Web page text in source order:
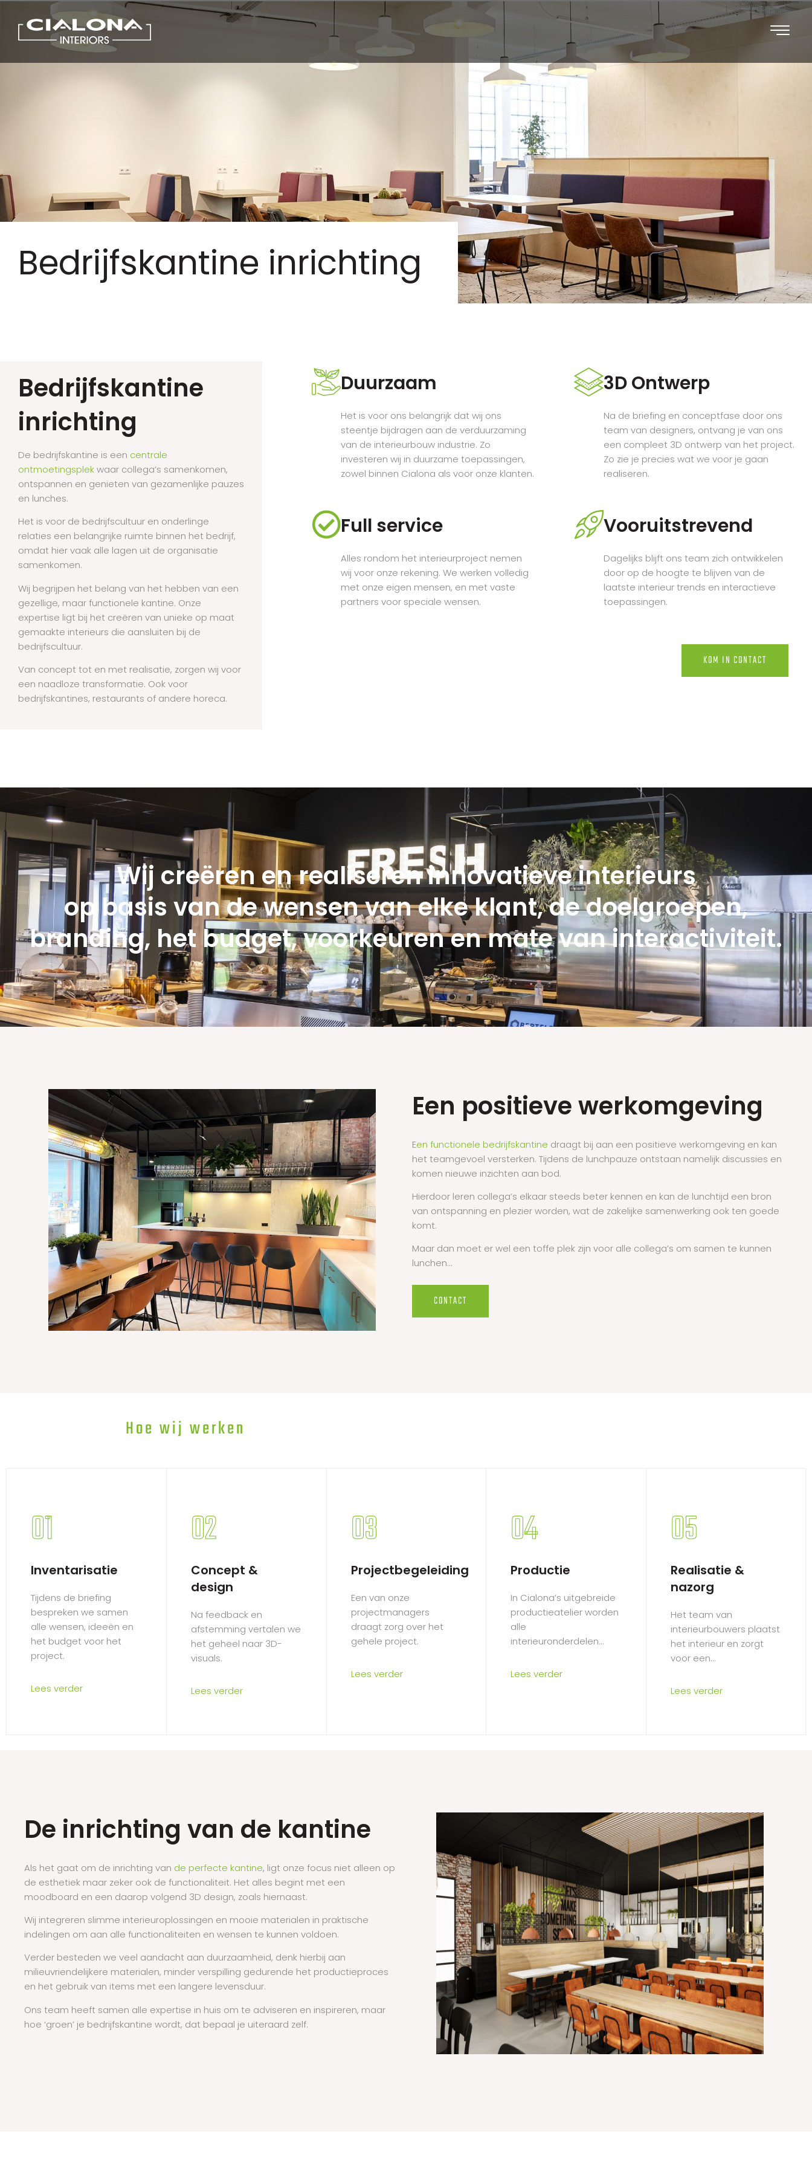
Bedrijfskantine inrichting
Bedrijfskantine
inrichting
De bedrijfskantine is een centrale
ontmoetingsplekwaar collega’s samenkomen,
ontspannen en genieten van gezamenlijke pauzes
en lunches.
Het is voor de bedrijfscultuur en onderlinge
relaties een belangrijke ruimte binnen het bedrijf,
omdat hier vaak alle lagen uit de organisatie
samenkomen.
Wij begrijpen het belang van het hebben van een
gezellige, maar functionele kantine. Onze
expertise ligt bij het creëren van unieke op maat
gemaakte interieurs die aansluiten bij de
bedrijfscultuur.
Van concept tot en met realisatie, zorgen wij voor
een naadloze transformatie. Ook voor
bedrijfskantines, restaurants of andere horeca.
Duurzaam
Het is voor ons belangrijk dat wij ons
steentje bijdragen aan de verduurzaming
van de interieurbouw industrie. Zo
investeren wij in duurzame toepassingen,
zowel binnen Cialona als voor onze klanten.
Full service
Alles rondom het interieurproject nemen
wij voor onze rekening. We werken volledig
met onze eigen mensen, en met vaste
partners voor speciale wensen.
3D Ontwerp
Na de briefing en conceptfase door ons
team van designers, ontvang je van ons
een compleet 3D ontwerp van het project.
Zo zie je precies wat we voor je gaan
realiseren.
Vooruitstrevend
Dagelijks blijft ons team zich ontwikkelen
door op de hoogte te blijven van de
laatste interieur trends en interactieve
toepassingen.
KOM IN CONTACT
Wij creëren en realiseren innovatieve interieurs
op basis van de wensen van elke klant, de doelgroepen,
branding, het budget, voorkeuren en mate van interactiviteit.
Een positieve werkomgeving
Een functionele bedrijfskantine draagt bij aan een positieve werkomgeving en kan
het teamgevoel versterken. Tijdens de lunchpauze ontstaan namelijk discussies en
komen nieuwe inzichten aan bod.
Hierdoor leren collega’s elkaar steeds beter kennen en kan de lunchtijd een bron
van ontspanning en plezier worden, wat de zakelijke samenwerking ook ten goede
komt.
Maar dan moet er wel een toffe plek zijn voor alle collega’s om samen te kunnen
lunchen…
CONTACT
Hoe wij werken
01
Inventarisatie
Tijdens de briefing
bespreken we samen
alle wensen, ideeën en
het budget voor het
project.
Lees verder
02
Concept &
design
Na feedback en
afstemming vertalen we
het geheel naar 3D-
visuals.
Lees verder
03
Projectbegeleiding
Een van onze
projectmanagers
draagt zorg over het
gehele project.
Lees verder
04
Productie
In Cialona’s uitgebreide
productieatelier worden
alle
interieuronderdelen...
Lees verder
05
Realisatie &
nazorg
Het team van
interieurbouwers plaatst
het interieur en zorgt
voor een...
Lees verder
De inrichting van de kantine
Als het gaat om de inrichting van de perfecte kantine, ligt onze focus niet alleen op
de esthetiek maar zeker ook de functionaliteit. Het alles begint met een
moodboard en een daarop volgend 3D design, zoals hiernaast.
Wij integreren slimme interieuroplossingen en mooie materialen in praktische
indelingen om aan alle functionaliteiten en wensen te kunnen voldoen.
Verder besteden we veel aandacht aan duurzaamheid, denk hierbij aan
milieuvriendelijkere materialen, minder verspilling gedurende het productieproces
en het gebruik van items met een langere levensduur.
Ons team heeft samen alle expertise in huis om te adviseren en inspireren, maar
hoe ‘groen’ je bedrijfskantine wordt, dat bepaal je uiteraard zelf.